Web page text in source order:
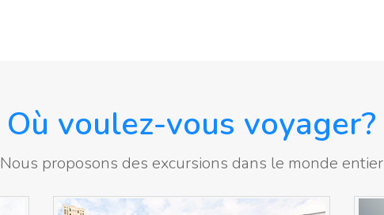
Où voulez-vous voyager?
Nous proposons des excursions dans le monde entier